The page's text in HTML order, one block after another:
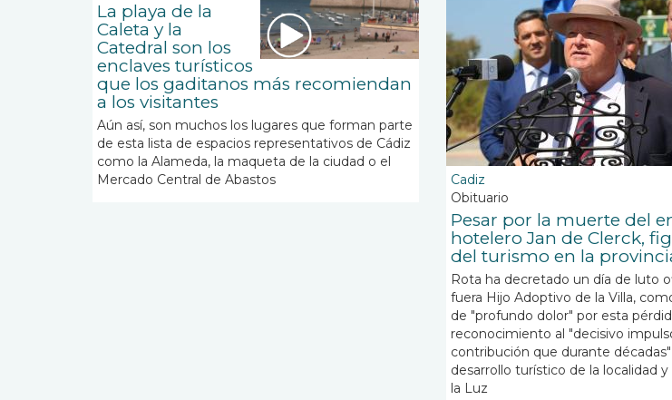
La playa de la
Caleta y la
Catedral son los
enclaves turísticos
que los gaditanos más recomiendan
a los visitantes
Aún así, son muchos los lugares que forman parte
de esta lista de espacios representativos de Cádiz
como la Alameda, la maqueta de la ciudad o el
Mercado Central de Abastos
Cadiz
Obituario
Pesar por la muerte del
hotelero Jan de Clerck,
del turismo en la
Rota ha decretado un día de luto
fuera Hijo Adoptivo de la Villa,
de "profundo dolor" por esta
reconocimiento al "decisivo
contribución que durante
desarrollo turístico de la localidad
la Luz